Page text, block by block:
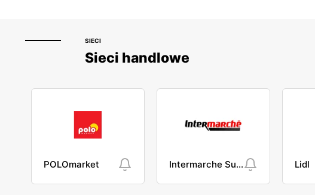
SIECI
Sieci handlowe
POLOmarket Intermarche Super Lidl